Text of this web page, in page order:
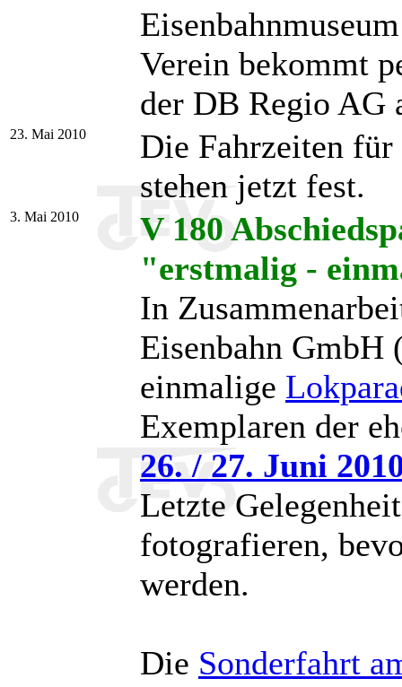
Verein bekommt
der DB Regio AG
23. Mai 2010
Die Fahrzeiten
stehen jetzt fest.
3. Mai 2010
V 180
"erstmalig -
In
Eisenbahn GmbH
einmalige
Exemplaren der
26. / 27. Juni
Letzte
fotografieren,
werden.
Die Sonderfahrt